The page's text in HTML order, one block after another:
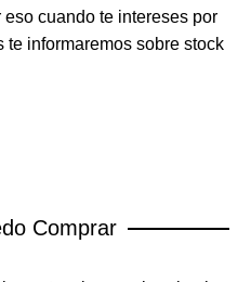
cuando te intereses por
informaremos sobre stock
Comprar